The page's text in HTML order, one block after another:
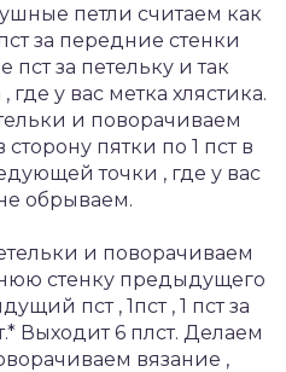
петли считаем как
за передние стенки
за петельку и так
у вас метка хлястика.
и поворачиваем
пятки по 1 пст в
точки , где у вас
обрываем.
и поворачиваем
стенку предыдущего
пст , 1пст , 1 пст за
Выходит 6 плст. Делаем
вязание ,